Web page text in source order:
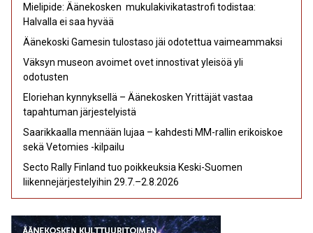
Mielipide: Äänekosken mukulakivikatastrofi todistaa:
Halvalla ei saa hyvää
Äänekoski Gamesin tulostaso jäi odotettua vaimeammaksi
Väksyn museon avoimet ovet innostivat yleisöä yli
odotusten
Eloriehan kynnyksellä – Äänekosken Yrittäjät vastaa
tapahtuman järjestelyistä
Saarikkaalla mennään lujaa – kahdesti MM-rallin erikoiskoe
sekä Vetomies -kilpailu
Secto Rally Finland tuo poikkeuksia Keski-Suomen
liikennejärjestelyihin 29.7.–2.8.2026